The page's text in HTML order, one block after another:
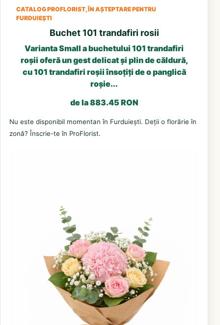
CATALOG PROFLORIST, ÎN AȘTEPTARE PENTRU
FURDUIEȘTI
Buchet 101 trandafiri rosii
Varianta Small a buchetului 101 trandafiri
roșii oferă un gest delicat și plin de căldură,
cu 101 trandafiri roșii însoțiți de o panglică
roșie...
de la 883.45 RON
Nu este disponibil momentan în Furduiești. Deții o florărie în
zonă? Înscrie-te în ProFlorist.